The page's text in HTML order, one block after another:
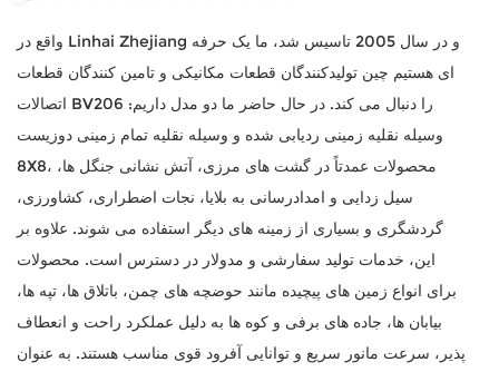
واقع در Linhai Zhejiang و در سال 2005 تاسیس شد، ما یک حرفه
ای هستیم چین تولیدکنندگان قطعات مکانیکی و تامین کنندگان قطعات
اتصالات BV206 را دنبال می کند. در حال حاضر ما دو مدل داریم:
وسیله نقلیه زمینی ردیابی شده و وسیله نقلیه تمام زمینی دوزیست
8X8، محصولات عمدتاً در گشت های مرزی، آتش نشانی جنگل ها،
سیل زدایی و امدادرسانی به بلایا، نجات اضطراری، کشاورزی،
گردشگری و بسیاری از زمینه های دیگر استفاده می شوند. علاوه بر
این، خدمات تولید سفارشی و مدولار در دسترس است. محصولات
برای انواع زمین های پیچیده مانند حوضچه های چمن، باتلاق ها، تپه ها،
بیابان ها، جاده های برفی و کوه ها به دلیل عملکرد راحت و انعطاف
پذیر، سرعت مانور سریع و توانایی آفرود قوی مناسب هستند. به عنوان